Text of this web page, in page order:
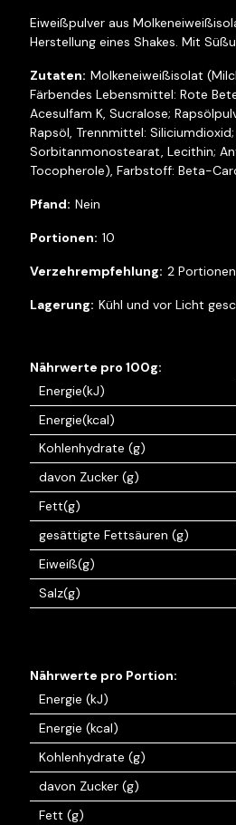
Eiweißpulver aus
Herstellung eines Shakes. Mit
Molkeneiweißisolat
Färbendes Lebensmittel: Rote
Acesulfam K, Sucralose;
Rapsöl, Trennmittel:
Sorbitanmonostearat, Lecithin;
Tocopherole), Farbstoff: Beta-
Nein
10
2
Kühl und vor Licht
Energie(kJ)
Energie(kcal)
Kohlenhydrate (g)
davon Zucker (g)
Fett(g)
gesättigte Fettsäuren (g)
Eiweiß(g)
Salz(g)
Energie (kJ)
Energie (kcal)
Kohlenhydrate (g)
davon Zucker (g)
Fett (g)